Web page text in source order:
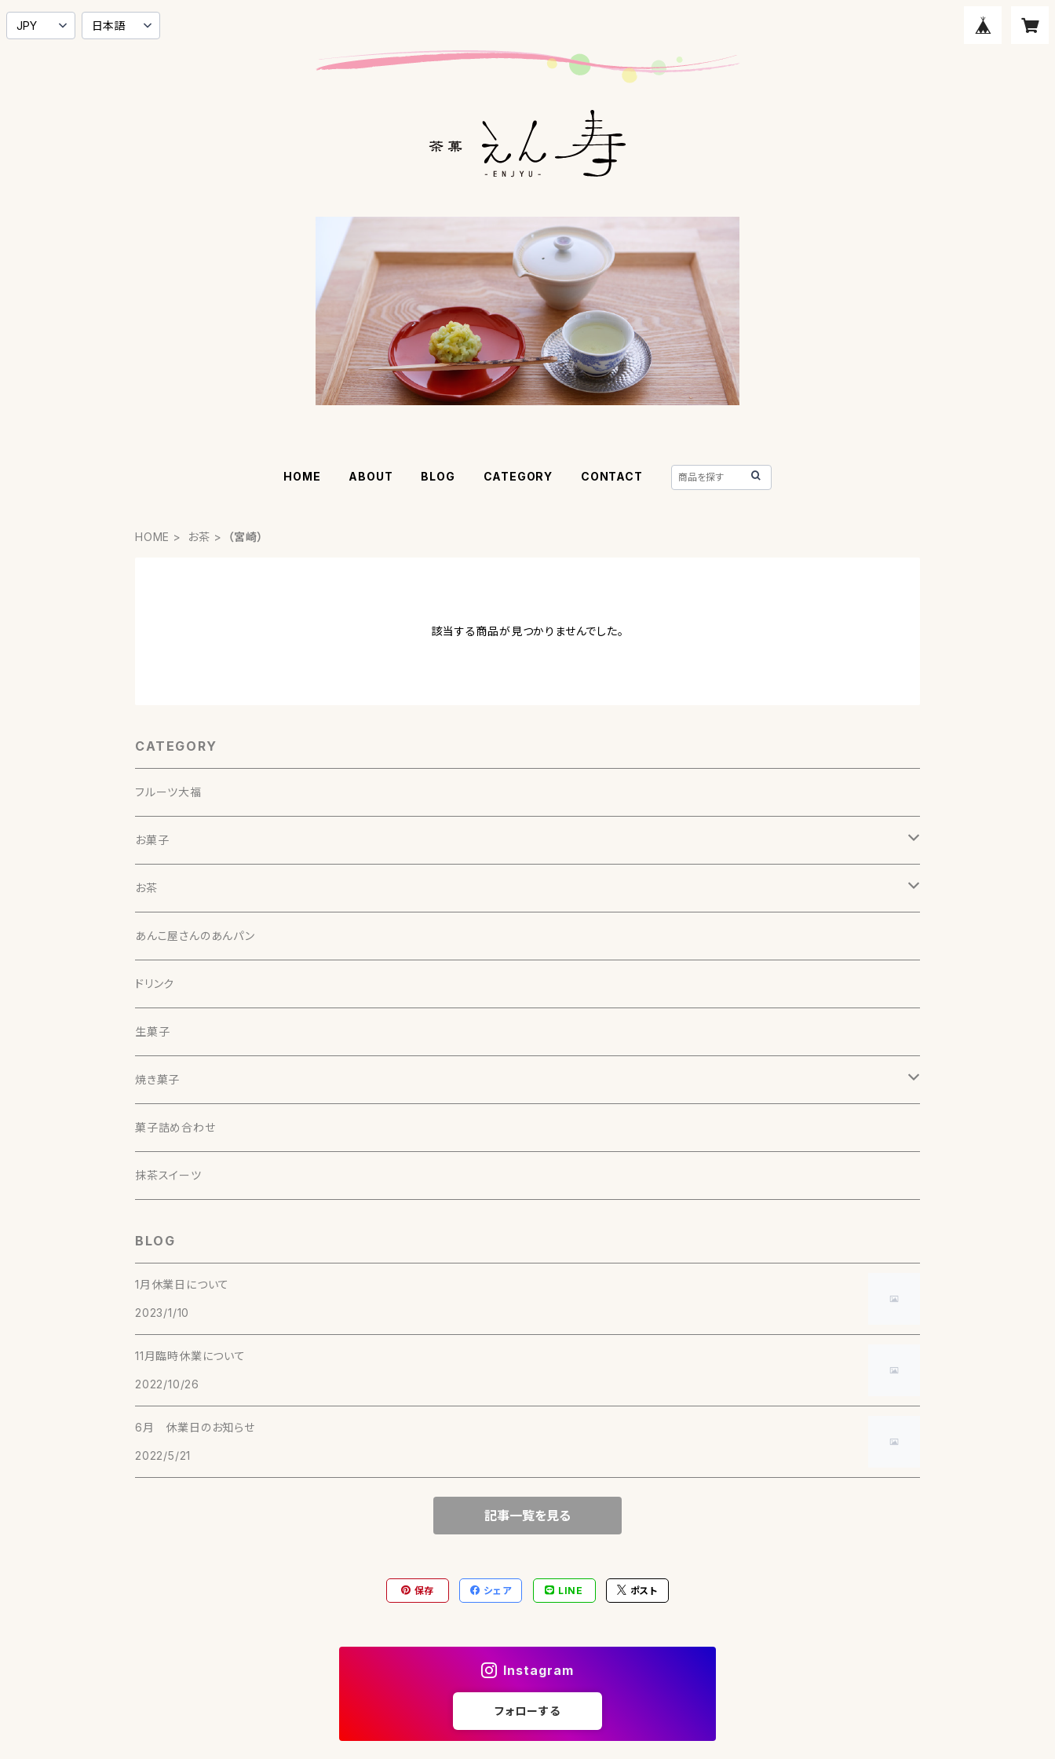
HOME ABOUT BLOG CATEGORY CONTACT
HOME お茶 （宮崎）
該当する商品が見つかりませんでした。
CATEGORY
フルーツ大福
お菓子
北の雫
北の雫（５個入）
本わらび餅
本わらび餅
ほうじ茶大福
ほうじ茶大福（４個入）
ほうじ茶大福（６個入）
最中
最中（６個入）
最中（１２個入）
美柑
美柑（２個入）
美柑（３個入）
おかき
おかき（味千枚）
おかき（たまり焼）
季節の生菓子
当月の生菓子（１０個入）
お茶
天竜（静岡）
さやまかおり（30g）【煎茶】
するがわせ（30g）【煎茶】
両河内（静岡）
さえみどり（30g）【煎茶】
おくはるか（30g）【煎茶】
諸子沢（静岡）
黄金みどり（30g）
本山（静岡）
香寿（30g）【釜炒り茶】
藤枝（静岡）
藤かおり（30g）【釜炒り茶】
牧之原（静岡）
実生在来 2016年生産終了（30g）【煎茶】
やぶきた 純煎茶（30g）【煎茶】
おくみどり（30g）【煎茶】
やまかい（30g）【煎茶】
宇治（京都）
やぶきた（30g）【煎茶】
こまかげ（30g）【玉露】
あさひ（30g）【玉露】
（20g）【有機抹茶】
実生在来 萎凋煎茶（30g）【煎茶】
告（熊本）
あんこ屋さんのあんパン
ドリンク
生菓子
焼き菓子
どら焼き
菓子詰め合わせ
抹茶スイーツ
BLOG
1月休業日について
2023/1/10
11月臨時休業について
2022/10/26
6月 休業日のお知らせ
2022/5/21
記事一覧を見る
保存 シェア LINE ポスト
Instagram
フォローする